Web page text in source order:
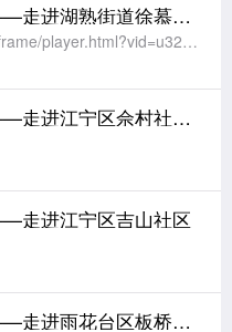
美丽江苏乡村行——走进湖熟街道徐慕社区
https://v.qq.com/txp/iframe/player.html?vid=u3240iqzido
美丽江苏乡村行——走进江宁区佘村社区（2）
走进江宁区吉山社区
美丽江苏乡村行——走进雨花台区板桥街道